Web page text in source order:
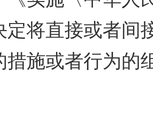
定将直接或者间
措施或者行为的